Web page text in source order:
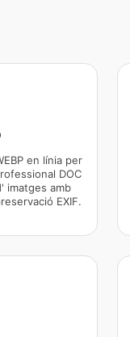
en línia per
DOC
imatges amb
EXIF.